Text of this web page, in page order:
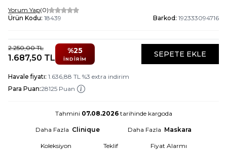
Yorum Yap(0)
Ürün Kodu: 18439 Barkod: 192333094716
2.250,00TL
1.687,50 TL
%25
İNDIRIM
SEPETE EKLE
Havale fiyatı: 1.636,88 TL %3 extra indirim
Para Puan:28125 Puan
Tahmini 07.08.2026tarihinde kargoda
Daha Fazla Clinique Daha Fazla Maskara
Koleksiyon Teklif Fiyat Alarmı